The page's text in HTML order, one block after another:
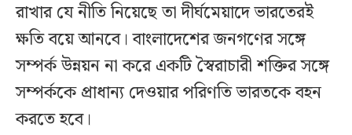
রাখার যে নীতি নিয়েছে তা দীর্ঘমেয়াদে ভারতেরই
ক্ষতি বয়ে আনবে। বাংলাদেশের জনগণের সঙ্গে
সম্পর্ক উন্নয়ন না করে একটি স্বৈরাচারী শক্তির সঙ্গে
সম্পর্ককে প্রাধান্য দেওয়ার পরিণতি ভারতকে বহন
করতে হবে।